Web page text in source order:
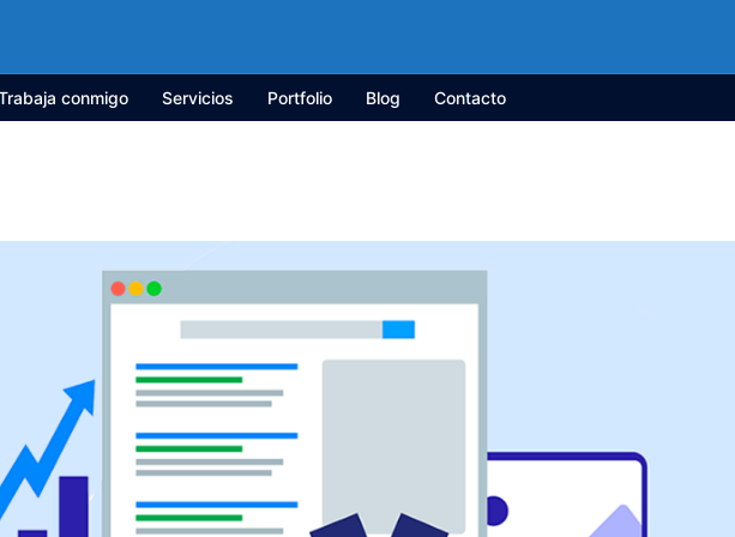
conmigo Servicios Portfolio Blog Contacto